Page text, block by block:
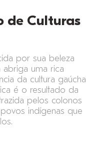
de Culturas
por sua beleza
abriga uma rica
da cultura gaúcha
é o resultado da
pelos colonos
indígenas que